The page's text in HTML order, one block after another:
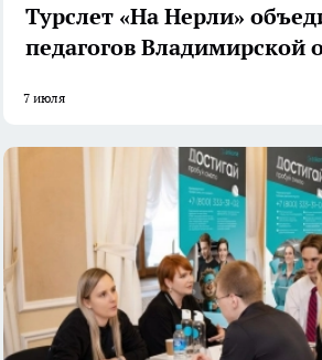
Турслет «На Нерли»
педагогов Владимирской
7 июля